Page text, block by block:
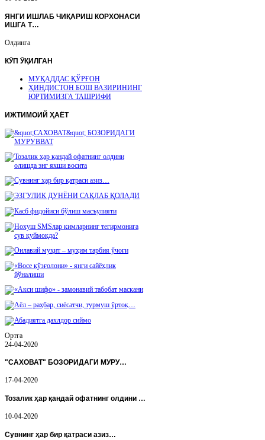
ЯНГИ ИШЛАБ ЧИҚАРИШ КОРХОНАСИ
ИШГА Т…
Олдинга
КӮП ӮҚИЛГАН
МУҚАДДАС ҚЎРҒОН
ҲИНДИСТОН БОШ ВАЗИРИНИНГ
ЮРТИМИЗГА ТАШРИФИ
ИЖТИМОИЙ ҲАЁТ
Ортга
24-04-2020
"САХОВАТ" БОЗОРИДАГИ МУРУ…
17-04-2020
Тозалик ҳар қандай офатнинг олдини …
10-04-2020
Сувнинг ҳар бир қатраси азиз…